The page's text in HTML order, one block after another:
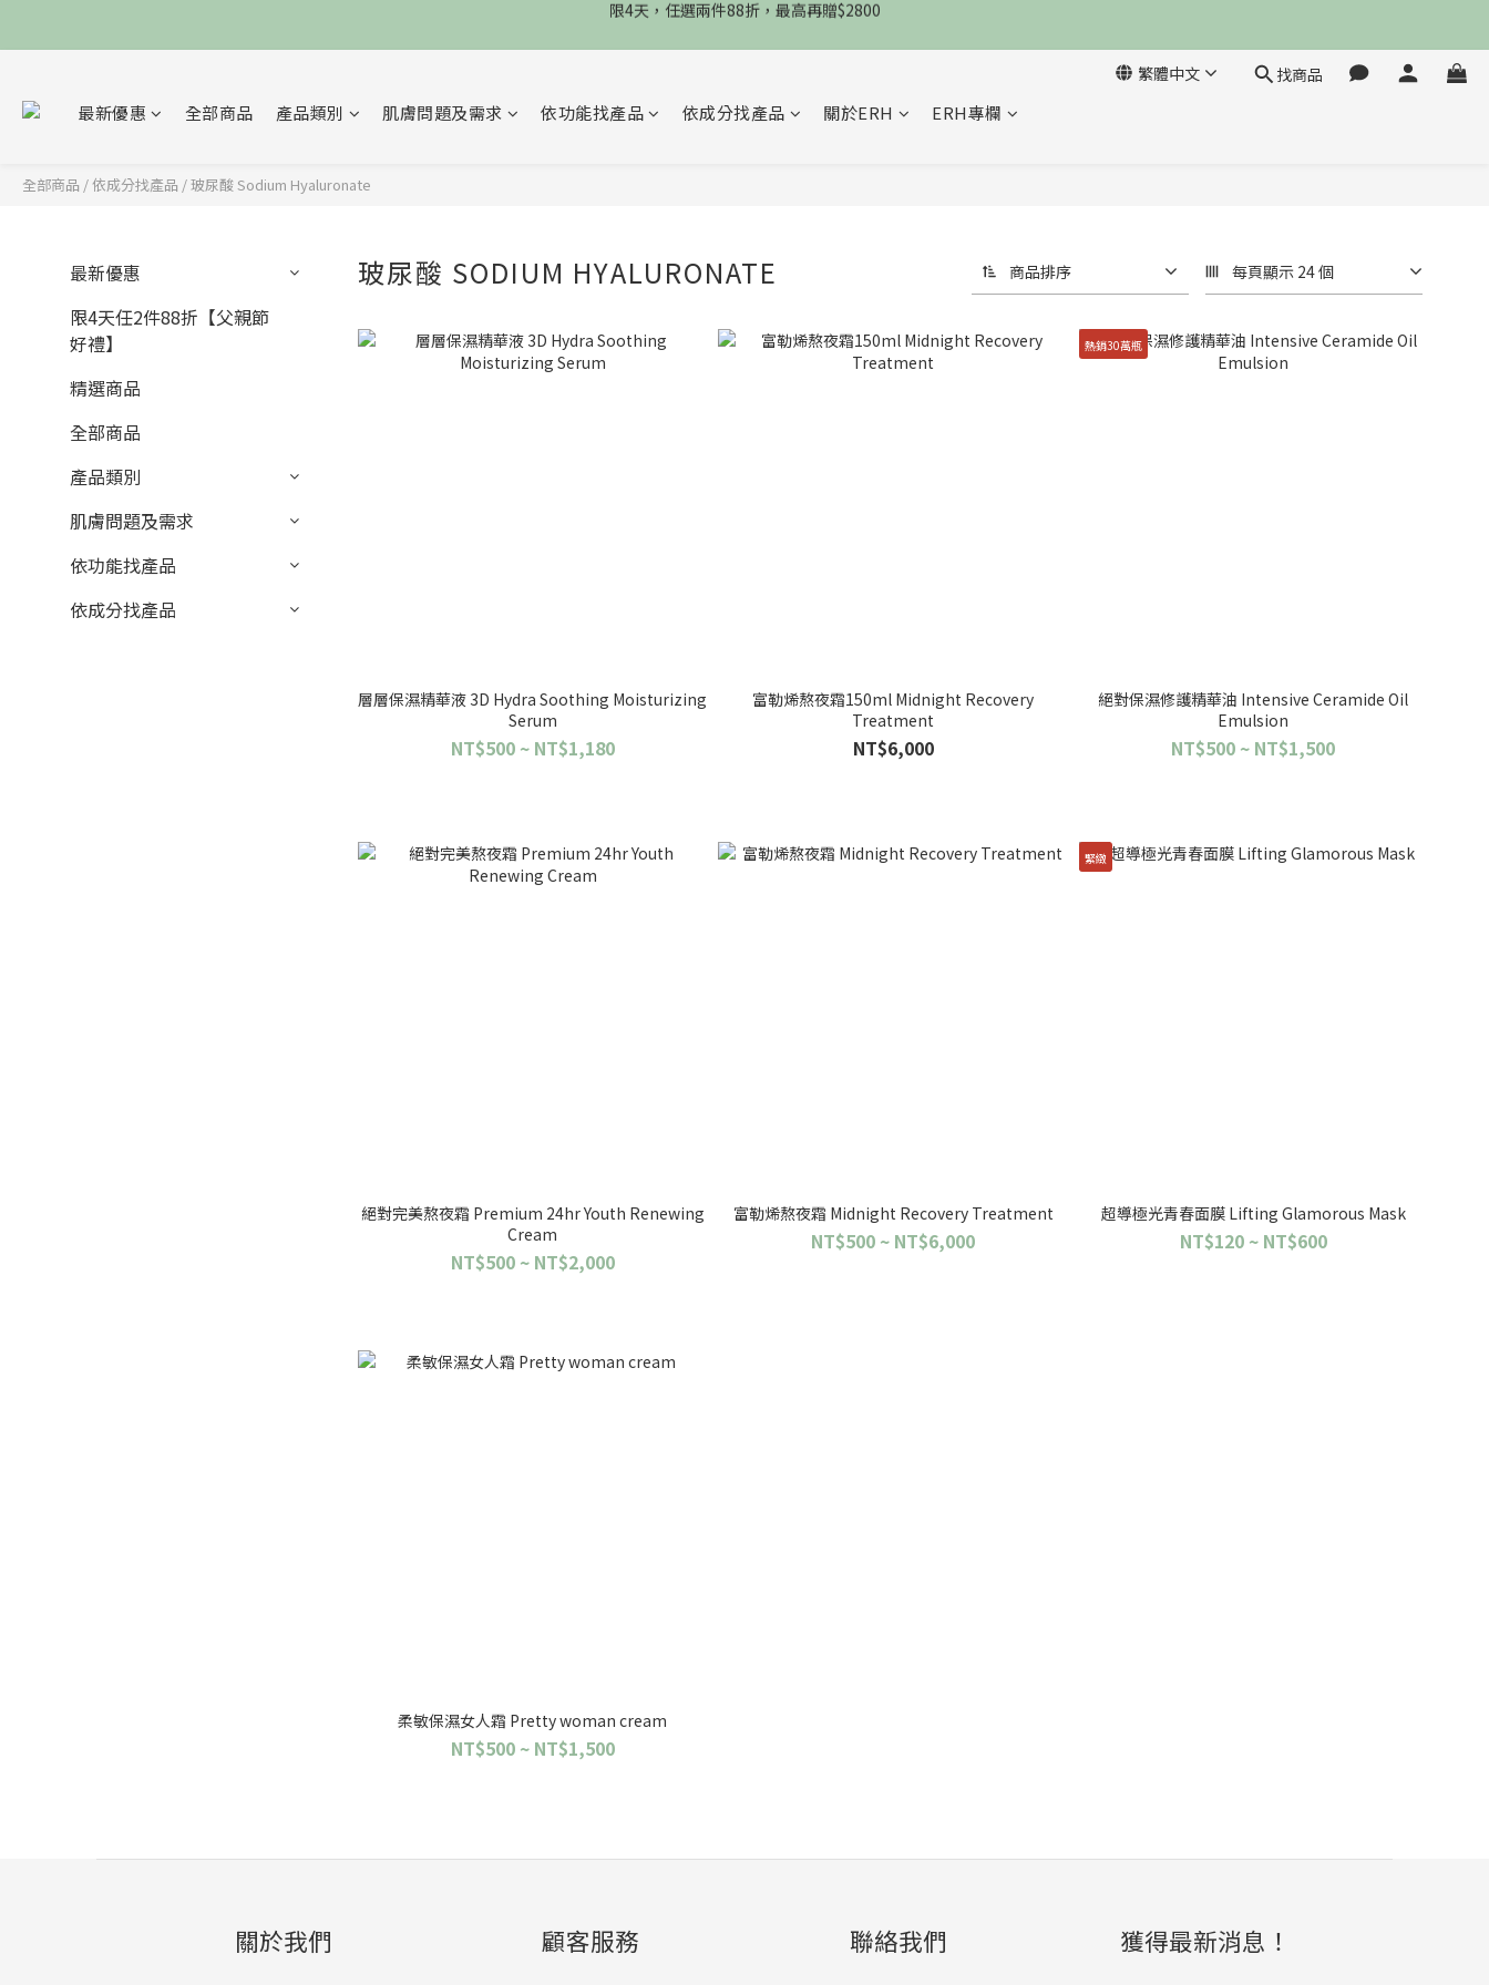
限4天，任選兩件88折，最高再贈$2800
繁體中文 找商品
最新優惠 全部商品 產品類別 肌膚問題及需求 依功能找產品 依成分找產品 關於ERH ERH專欄
全部商品 /依成分找產品 /玻尿酸 Sodium Hyaluronate
最新優惠
限4天任2件88折【父親節
好禮】
精選商品
全部商品
產品類別
肌膚問題及需求
依功能找產品
依成分找產品
玻尿酸 SODIUM HYALURONATE 商品排序 每頁顯示 24 個
層層保濕精華液 3D Hydra Soothing Moisturizing
Serum
NT$500 ~ NT$1,180
富勒烯熬夜霜150ml Midnight Recovery
Treatment
NT$6,000
熱銷30萬瓶
絕對保濕修護精華油 Intensive Ceramide Oil
Emulsion
NT$500 ~ NT$1,500
絕對完美熬夜霜 Premium 24hr Youth Renewing
Cream
NT$500 ~ NT$2,000
富勒烯熬夜霜 Midnight Recovery Treatment
NT$500 ~ NT$6,000
緊緻
超導極光青春面膜 Lifting Glamorous Mask
NT$120 ~ NT$600
柔敏保濕女人霜 Pretty woman cream
NT$500 ~ NT$1,500
關於我們 顧客服務 聯絡我們 獲得最新消息！